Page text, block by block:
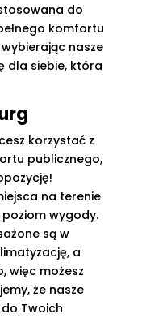
do
komfortu
nasze
dla siebie, która
korzystać z
publicznego,
na terenie
wygody.
są w
a
więc możesz
że nasze
Twoich